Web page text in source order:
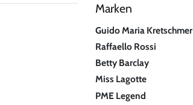
Marken
Guido Maria Kretschmer
Raffaello Rossi
Betty Barclay
Miss Lagotte
PME Legend